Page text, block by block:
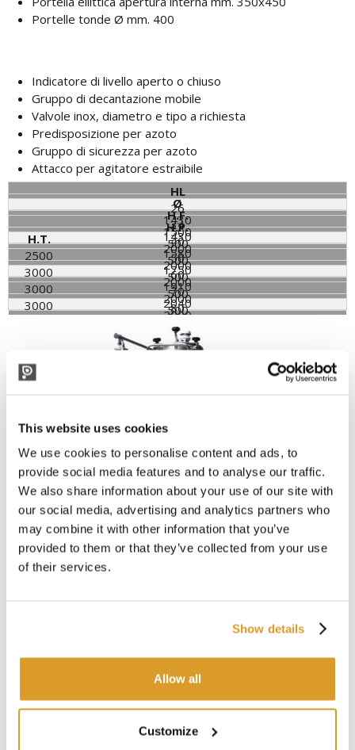
This website uses cookies
We use cookies to personalise content and ads, to
provide social media features and to analyse our traffic.
We also share information about your use of our site with
our social media, advertising and analytics partners who
may combine it with other information that you’ve
provided to them or that they’ve collected from your use
of their services.
Show details
Allow all
Customize
Portelle tonde Ø mm. 400
Indicatore di livello aperto o chiuso
Gruppo di decantazione mobile
Valvole inox, diametro e tipo a richiesta
Predisposizione per azoto
Gruppo di sicurezza per azoto
Attacco per agitatore estraibile
HL
Ø
H.F.
H.P.
H.T.
26
1430
1500
500
2500
34
1430
2000
500
3000
40
1580
2000
500
3000
50
1750
2000
500
3000
60
1910
2000
500
70
2040
2000
500
80
1580
4000
500